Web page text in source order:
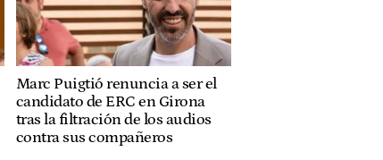
Marc Puigtió renuncia a ser el
candidato de ERC en Girona
tras la filtración de los audios
contra sus compañeros